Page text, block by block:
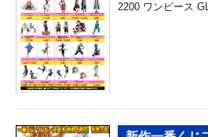
2200 ワンピース